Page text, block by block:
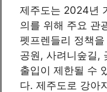
제주도는 2024년
의를 위해 주요 관
펫프렌들리 정책
공원, 사려니숲길,
출입이 제한될 수
다. 제주도로 강아